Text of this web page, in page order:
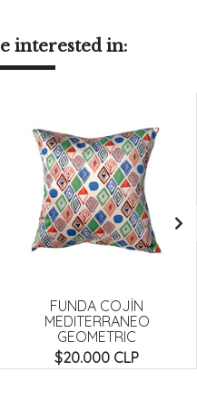
interested in:
FUNDA COJÍN
MEDITERRANEO
GEOMETRIC
$20.000 CLP